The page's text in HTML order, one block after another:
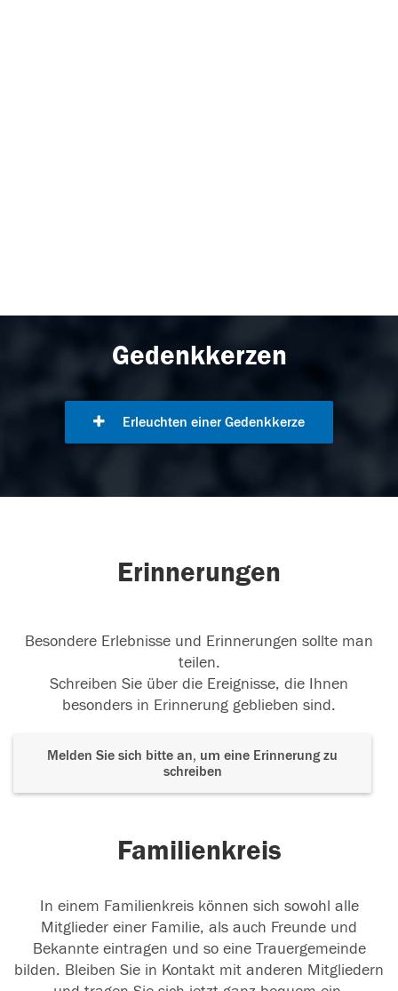
Gedenkkerzen
Erleuchten einer Gedenkkerze
Erinnerungen
Besondere Erlebnisse und Erinnerungen sollte man
teilen.
Schreiben Sie über die Ereignisse, die Ihnen
besonders in Erinnerung geblieben sind.
Melden Sie sich bitte an, um eine Erinnerung zu
schreiben
Familienkreis
In einem Familienkreis können sich sowohl alle
Mitglieder einer Familie, als auch Freunde und
Bekannte eintragen und so eine Trauergemeinde
bilden. Bleiben Sie in Kontakt mit anderen Mitgliedern